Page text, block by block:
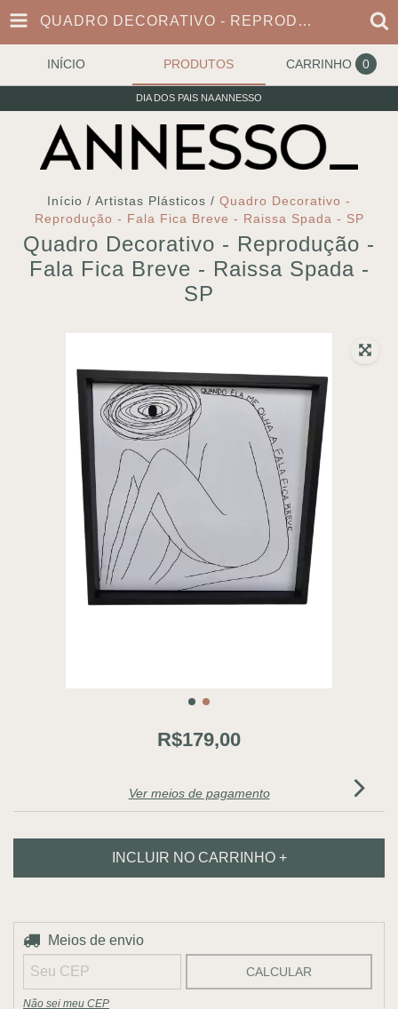
QUADRO DECORATIVO - REPRODUÇÃO - FALA FICA BREVE - RAISSA SPADA - SP
INÍCIO PRODUTOS CARRINHO 0
DIA DOS PAIS NA ANNESSO
Início / Artistas Plásticos / Quadro Decorativo -
Reprodução - Fala Fica Breve - Raissa Spada - SP
Quadro Decorativo - Reprodução -
Fala Fica Breve - Raissa Spada -
SP
R$179,00
Ver meios de pagamento
Entregas para o CEP:
Meios de envio
CALCULAR
Não sei meu CEP